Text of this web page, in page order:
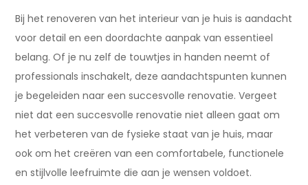
Bij het renoveren van het interieur van je huis is aandacht
voor detail en een doordachte aanpak van essentieel
belang. Of je nu zelf de touwtjes in handen neemt of
professionals inschakelt, deze aandachtspunten kunnen
je begeleiden naar een succesvolle renovatie. Vergeet
niet dat een succesvolle renovatie niet alleen gaat om
het verbeteren van de fysieke staat van je huis, maar
ook om het creëren van een comfortabele, functionele
en stijlvolle leefruimte die aan je wensen voldoet.